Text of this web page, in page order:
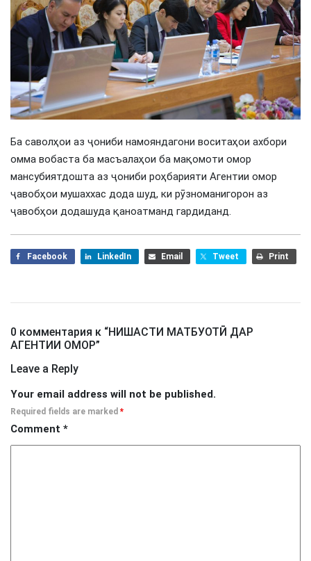
Ба саволҳои аз ҷониби намояндагони воситаҳои ахбори
омма вобаста ба масъалаҳои ба мақомоти омор
мансубиятдошта аз ҷониби роҳбарияти Агентии омор
ҷавобҳои мушаххас дода шуд, ки рӯзноманигорон аз
ҷавобҳои додашуда қаноатманд гардиданд.
Facebook LinkedIn Email Tweet Print
0 комментария к “НИШАСТИ МАТБУОТӢ ДАР
АГЕНТИИ ОМОР”
Leave a Reply
Your email address will not be published.
Required fields are marked *
Comment *